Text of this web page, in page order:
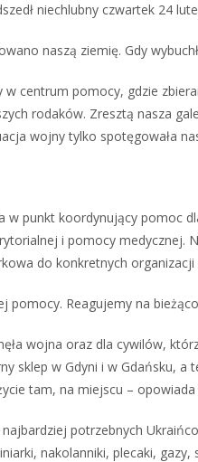
niechlubny czwartek 24
naszą ziemię. Gdy
centrum pomocy, gdzie
rodaków. Zresztą nasza
wojny tylko spotęgowała
punkt koordynujący pomoc
i pomocy medycznej.
do konkretnych
pomocy. Reagujemy na
wojna oraz dla cywilów,
sklep w Gdyni i w Gdańsku,
tam, na miejscu – opowiada
potrzebnych
nakolanniki, plecaki,